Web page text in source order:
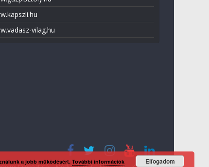
vilag.hu
a jobb működésért. További információk Elfogadom